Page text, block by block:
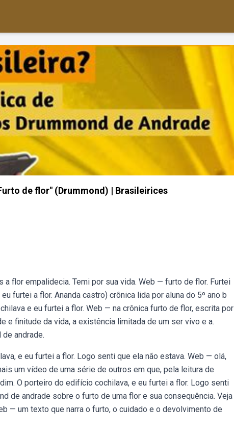
de flor" (Drummond) | Brasileirices
flor empalidecia. Temi por sua vida. Web — furto de flor. Furtei
furtei a flor. Ananda castro) crônica lida por aluna do 5º ano b
e eu furtei a flor. Web — na crônica furto de flor, escrita por
e finitude da vida, a existência limitada de um ser vivo e a.
andrade.
e eu furtei a flor. Logo senti que ela não estava. Web — olá,
um vídeo de uma série de outros em que, pela leitura de
O porteiro do edifício cochilava, e eu furtei a flor. Logo senti
de andrade sobre o furto de uma flor e sua consequência. Veja
— um texto que narra o furto, o cuidado e o devolvimento de